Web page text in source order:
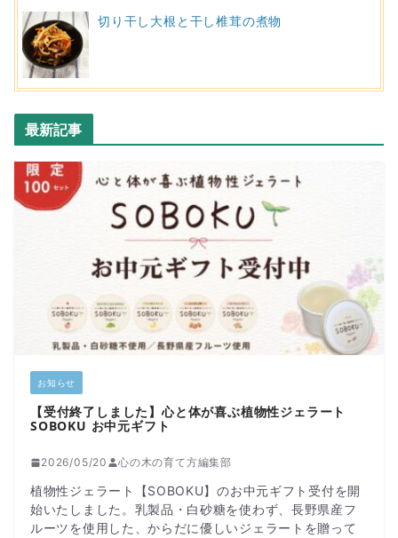
切り干し大根と干し椎茸の煮物
最新記事
お知らせ
【受付終了しました】心と体が喜ぶ植物性ジェラート
SOBOKU お中元ギフト
2026/05/20 心の木の育て方編集部
植物性ジェラート【SOBOKU】のお中元ギフト受付を開
始いたしました。乳製品・白砂糖を使わず、長野県産フ
ルーツを使用した、からだに優しいジェラートを贈って